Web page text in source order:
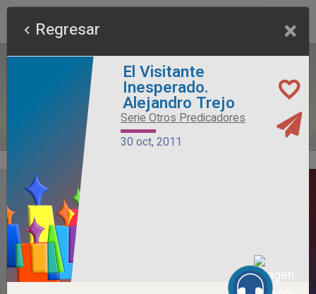
Regresar ×
El Visitante
Inesperado.
Alejandro Trejo
Serie Otros Predicadores
30 oct, 2011